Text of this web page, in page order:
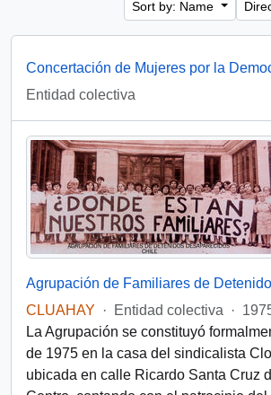
Sort by: Name
Entidad colectiva
CLUAHAY
· Entidad colectiva ·
La Agrupación se constituyó
de 1975 en la casa del sindicalista
ubicada en calle Ricardo Santa Cruz